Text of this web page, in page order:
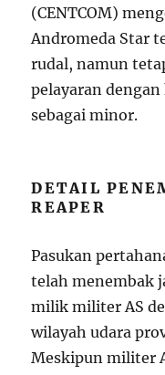
(CENTCOM)
Andromeda Star
rudal, namun
pelayaran
sebagai minor.
DETAIL
REAPER
Pasukan
telah menembak
milik militer AS
wilayah udara
Meskipun militer